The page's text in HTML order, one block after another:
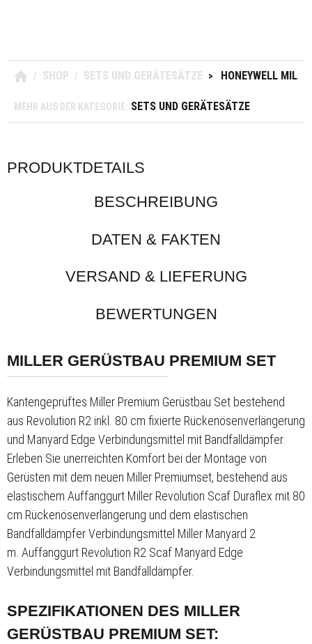
/ SHOP / SETS UND GERÄTESÄTZE > HONEYWELL
MEHR AUS DER KATEGORIE: SETS UND GERÄTESÄTZE
PRODUKTDETAILS
BESCHREIBUNG
DATEN & FAKTEN
VERSAND & LIEFERUNG
BEWERTUNGEN
MILLER GERÜSTBAU PREMIUM SET
Kantengeprüftes Miller Premium Gerüstbau Set bestehend
aus Revolution R2 inkl. 80 cm fixierte Rückenösenverlängerung
und Manyard Edge Verbindungsmittel mit Bandfalldämpfer.
Erleben Sie unerreichten Komfort bei der Montage von
Gerüsten mit dem neuen Miller Premiumset, bestehend aus
elastischem Auffanggurt Miller Revolution Scaf Duraflex mit 80
cm Rückenösenverlängerung und dem elastischen
Bandfalldämpfer Verbindungsmittel Miller Manyard 2
m. Auffanggurt Revolution R2 Scaf Manyard Edge
Verbindungsmittel mit Bandfalldämpfer.
SPEZIFIKATIONEN DES MILLER
GERÜSTBAU PREMIUM SET: